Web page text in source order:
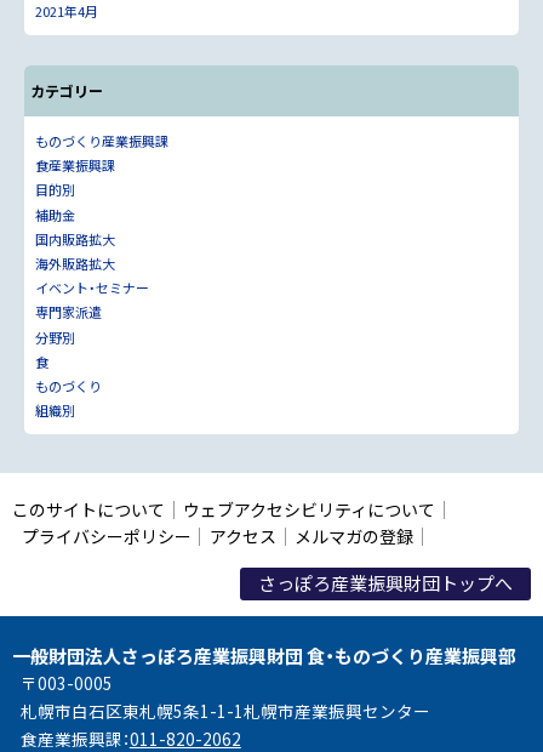
2021年4月
カテゴリー
ものづくり産業振興課
食産業振興課
目的別
補助金
国内販路拡大
海外販路拡大
イベント・セミナー
専門家派遣
分野別
食
ものづくり
組織別
このサイトについて
ウェブアクセシビリティについて
プライバシーポリシー
アクセス メルマガの登録
さっぽろ産業振興財団トップへ
一般財団法人さっぽろ産業振興財団 食・ものづくり産業振興部
〒003-0005
札幌市白石区東札幌5条1-1-1札幌市産業振興センター
食産業振興課：011-820-2062